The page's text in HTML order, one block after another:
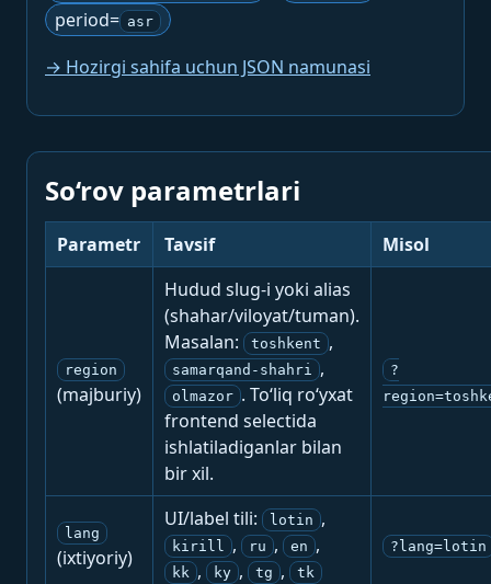
period= asr
→ Hozirgi sahifa uchun JSON namunasi
So‘rov parametrlari
Parametr Tavsif Misol
region
(majburiy)
Hudud slug-i yoki alias
(shahar/viloyat/tuman).
Masalan:
toshkent ,
samarqand-shahri ,
olmazor . To‘liq ro‘yxat
frontend selectida
ishlatiladiganlar bilan
bir xil.
?
lang
(ixtiyoriy)
UI/label tili: lotin ,
kirill , ru , en ,
kk , ky , tg , tk
?lang=lotin